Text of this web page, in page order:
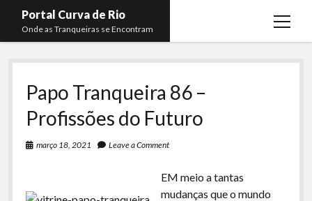
Portal Curva de Rio
Onde as Tranqueiras se Encontram
open
Podcasts open
Curva de Rio
Curva Belas Artes
Curva Classics
La Siesta Podcast
Membros
open
Almir Ribeiro
Felype Silva
Kaique Xavier
twitterfacebookinstagramyoutube
rss emailtelegram
Papo Tranqueira 86 –
Profissões do Futuro
março 18, 2021 Leave a Comment
EM meio a tantas
mudanças que o mundo